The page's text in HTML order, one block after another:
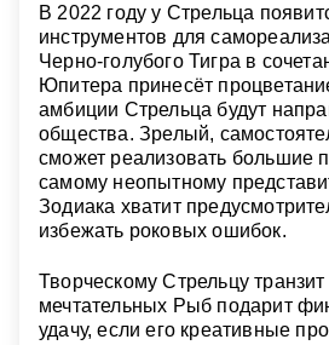
В 2022 году у Стрельца
инструментов для
Черно-голубого Тигра в
Юпитера принесёт
амбиции Стрельца будут
общества. Зрелый,
сможет реализовать большие
самому неопытному
Зодиака хватит
избежать роковых ошибок.
Творческому Стрельцу
мечтательных Рыб подарит
удачу, если его креативные